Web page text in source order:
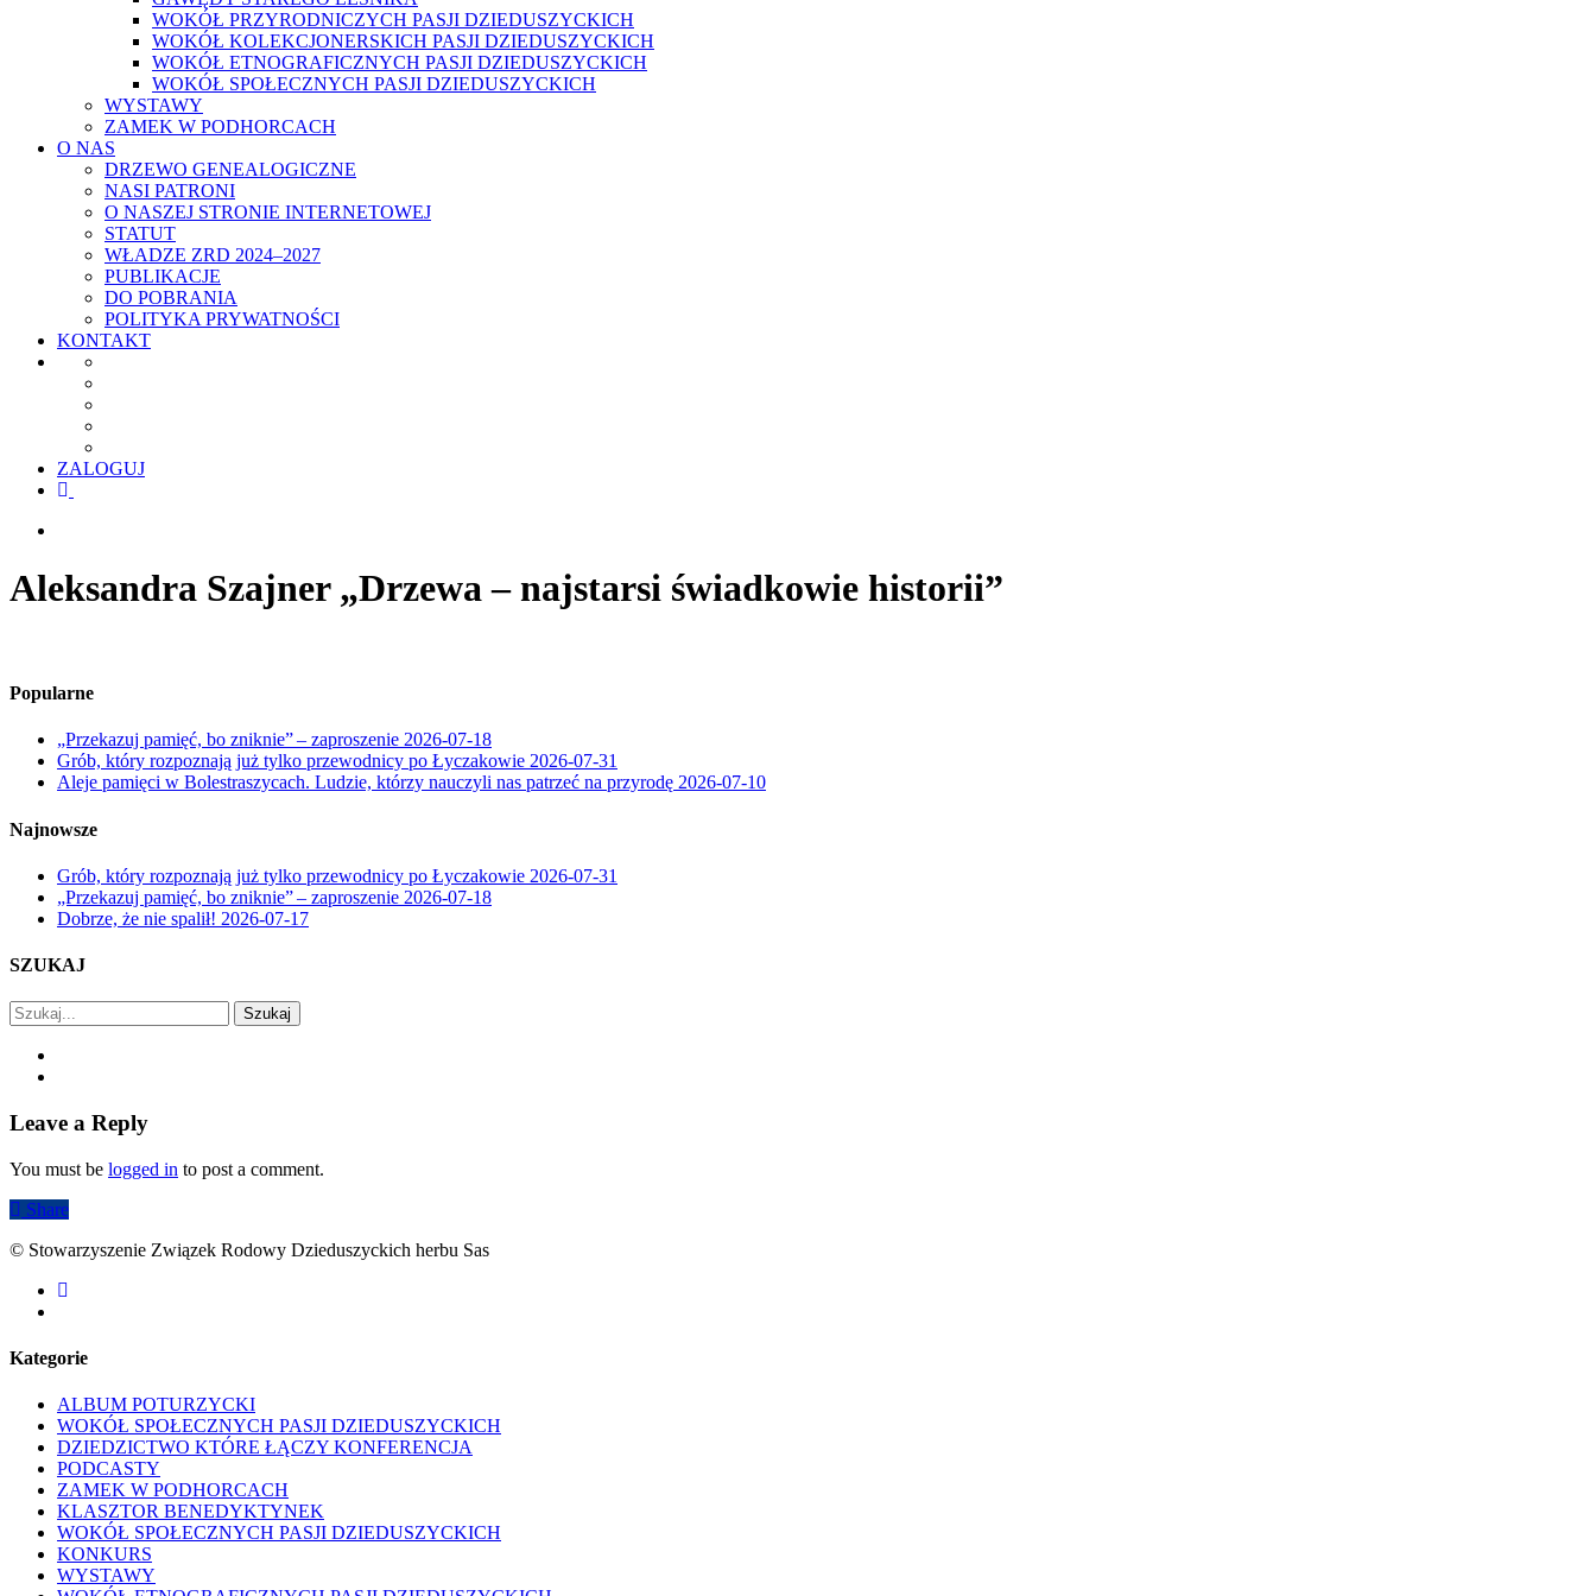
WOKÓŁ PRZYRODNICZYCH PASJI DZIEDUSZYCKICH
WOKÓŁ KOLEKCJONERSKICH PASJI DZIEDUSZYCKICH
WOKÓŁ ETNOGRAFICZNYCH PASJI DZIEDUSZYCKICH
WOKÓŁ SPOŁECZNYCH PASJI DZIEDUSZYCKICH
WYSTAWY
ZAMEK W PODHORCACH
O NAS
DRZEWO GENEALOGICZNE
NASI PATRONI
O NASZEJ STRONIE INTERNETOWEJ
STATUT
WŁADZE ZRD 2024–2027
PUBLIKACJE
DO POBRANIA
POLITYKA PRYWATNOŚCI
KONTAKT
ZALOGUJ
facebook
Aleksandra Szajner „Drzewa – najstarsi świadkowie historii”
Popularne
„Przekazuj pamięć, bo zniknie” – zaproszenie 2026-07-18
Grób, który rozpoznają już tylko przewodnicy po Łyczakowie 2026-07-31
Aleje pamięci w Bolestraszycach. Ludzie, którzy nauczyli nas patrzeć na przyrodę 2026-07-10
Najnowsze
Grób, który rozpoznają już tylko przewodnicy po Łyczakowie 2026-07-31
„Przekazuj pamięć, bo zniknie” – zaproszenie 2026-07-18
Dobrze, że nie spalił! 2026-07-17
SZUKAJ
Szukaj
Leave a Reply
You must be logged in to post a comment.
Share
© Stowarzyszenie Związek Rodowy Dzieduszyckich herbu Sas
facebook
Kategorie
ALBUM POTURZYCKI
WOKÓŁ SPOŁECZNYCH PASJI DZIEDUSZYCKICH
DZIEDZICTWO KTÓRE ŁĄCZY KONFERENCJA
PODCASTY
ZAMEK W PODHORCACH
KLASZTOR BENEDYKTYNEK
WOKÓŁ SPOŁECZNYCH PASJI DZIEDUSZYCKICH
KONKURS
WYSTAWY